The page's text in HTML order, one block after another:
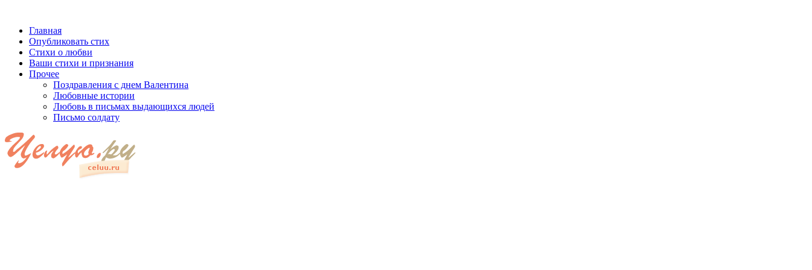
Главная
Опубликовать стих
Стихи о любви
Ваши стихи и признания
Прочее
Поздравления с днем Валентина
Любовные истории
Любовь в письмах выдающихся людей
Письмо солдату